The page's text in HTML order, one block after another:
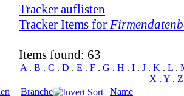
Tracker auflisten
Tracker Items for
Items found: 63
A . B . C . D . E . F . G . H . I . J . K . L .
X . Y. Z
Branche
Name